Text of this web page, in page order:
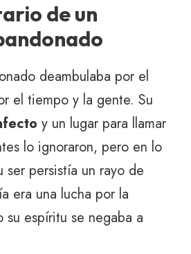
de un
deambulaba por el
el tiempo y la gente. Su
y un lugar para llamar
lo ignoraron, pero en lo
ser persistía un rayo de
era una lucha por la
espíritu se negaba a